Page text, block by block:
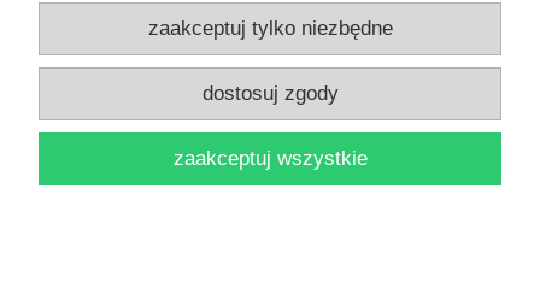
sesji naukowej zorganizowanej w Toruniu w dniu 13
listopada 1999 r. / pod redakcją Mariana Kallasa
zaakceptuj tylko niezbędne
dostosuj zgody
zaakceptuj wszystkie